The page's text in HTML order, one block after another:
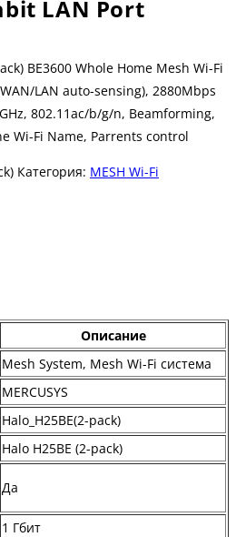
LAN Port
BE3600 Whole Home Mesh Wi-Fi
LAN auto-sensing), 2880Mbps
802.11ac/b/g/n, Beamforming,
Wi-Fi Name, Parrents control
Категория: MESH Wi-Fi
Описание
Mesh System, Mesh Wi-Fi система
MERCUSYS
Halo_H25BE(2-pack)
Halo H25BE (2-pack)
Да
1 Гбит